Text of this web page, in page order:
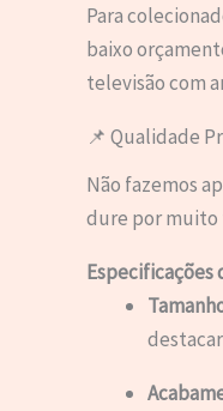
Para
baixo
televisão com
📌 Qualidade
Não fazemos
dure por muito
Especificações